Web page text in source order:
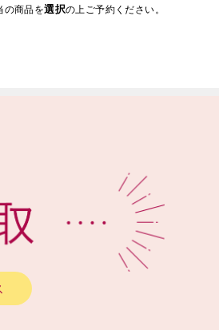
の商品を選択の上ご予約ください。